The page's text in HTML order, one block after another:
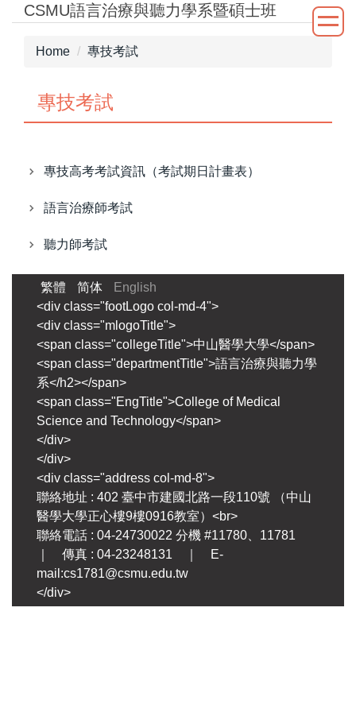
JumpCSMU語言治療與聽力學系暨碩士班
Home 專技考試
專技考試
專技高考考試資訊（考試期日計畫表）
語言治療師考試
聽力師考試
繁體 简体
English
<div class="footLogo col-md-4">
<div class="mlogoTitle">
<span class="collegeTitle">中山醫學大學</span>
<span class="departmentTitle">語言治療與聽力學
系</h2></span>
<span class="EngTitle">College of Medical
Science and Technology</span>
</div>
</div>
<div class="address col-md-8">
聯絡地址 : 402 臺中市建國北路一段110號 （中山
醫學大學正心樓9樓0916教室）<br>
聯絡電話 : 04-24730022 分機 #11780、11781
｜ 傳真 : 04-23248131 ｜ E-
mail:cs1781@csmu.edu.tw
</div>